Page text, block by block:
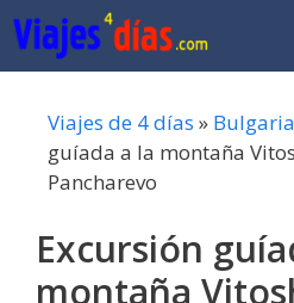
Saltar
al
contenido
Viajes de 4 días »
guíada a la montaña
Pancharevo
Excursión
montaña